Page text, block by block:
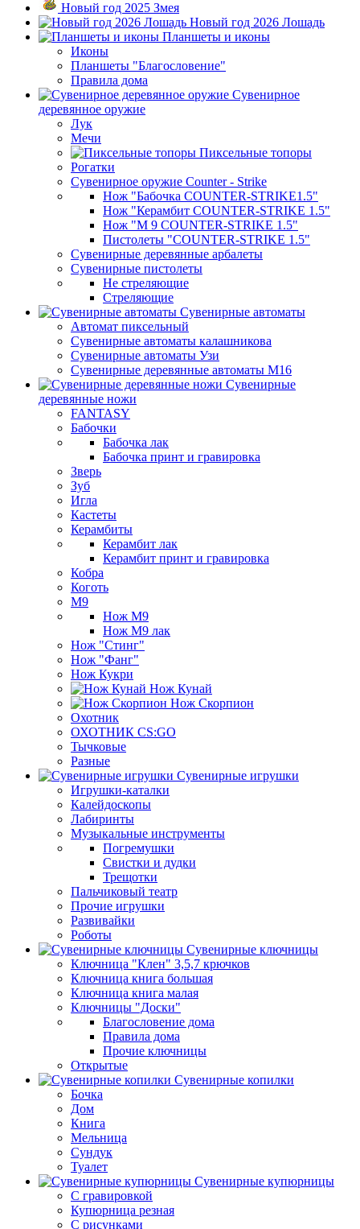
Новый год 2025 Змея
Новый год 2026 Лошадь
Планшеты и иконы
Иконы
Планшеты "Благословение"
Правила дома
Сувенирное
деревянное оружие
Лук
Мечи
Пиксельные топоры
Рогатки
Сувенирное оружие Counter - Strike
Нож "Бабочка COUNTER-STRIKE1.5"
Нож "Керамбит COUNTER-STRIKE 1.5"
Нож "М 9 COUNTER-STRIKE 1.5"
Пистолеты "COUNTER-STRIKE 1.5"
Сувенирные деревянные арбалеты
Сувенирные пистолеты
Не стреляющие
Стреляющие
Сувенирные автоматы
Автомат пиксельный
Сувенирные автоматы калашникова
Сувенирные автоматы Узи
Сувенирные деревянные автоматы М16
Сувенирные
деревянные ножи
FANTASY
Бабочки
Бабочка лак
Бабочка принт и гравировка
Зверь
Зуб
Игла
Кастеты
Керамбиты
Керамбит лак
Керамбит принт и гравировка
Кобра
Коготь
М9
Нож М9
Нож М9 лак
Нож "Стинг"
Нож "Фанг"
Нож Кукри
Нож Кунай
Нож Скорпион
Охотник
ОХОТНИК CS:GO
Тычковые
Разные
Сувенирные игрушки
Игрушки-каталки
Калейдоскопы
Лабиринты
Музыкальные инструменты
Погремушки
Свистки и дудки
Трещотки
Пальчиковый театр
Прочие игрушки
Развивайки
Роботы
Сувенирные ключницы
Ключница "Клен" 3,5,7 крючков
Ключница книга большая
Ключница книга малая
Ключницы "Доски"
Благословение дома
Правила дома
Прочие ключницы
Открытые
Сувенирные копилки
Бочка
Дом
Книга
Мельница
Сундук
Туалет
Сувенирные купюрницы
C гравировкой
Купюрница резная
С рисунками